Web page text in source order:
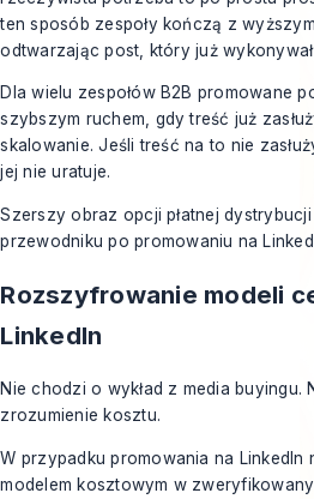
ten sposób zespoły kończą z
odtwarzając post, który już
Dla wielu zespołów B2B promowane
szybszym ruchem, gdy treść już
skalowanie. Jeśli treść na to nie
jej nie uratuje.
Szerszy obraz opcji płatnej
przewodniku popromowaniu na
Rozszyfrowanie modeli
LinkedIn
Nie chodzi o wykład z media buyingu.
zrozumienie kosztu.
W przypadku promowania na LinkedIn
modelem kosztowym w